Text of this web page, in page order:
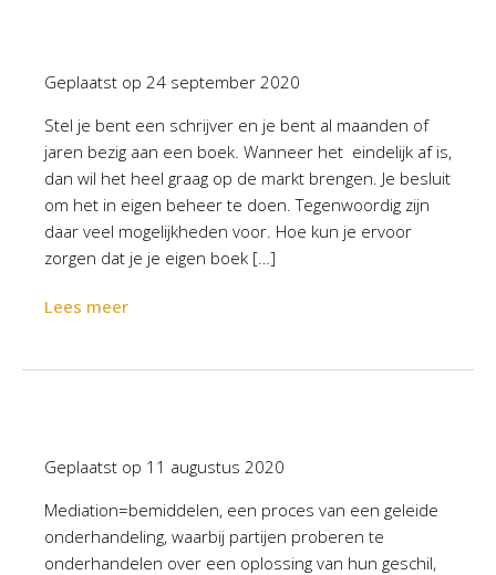
Geplaatst op 24 september 2020
Stel je bent een schrijver en je bent al maanden of
jaren bezig aan een boek. Wanneer het eindelijk af is,
dan wil het heel graag op de markt brengen. Je besluit
om het in eigen beheer te doen. Tegenwoordig zijn
daar veel mogelijkheden voor. Hoe kun je ervoor
zorgen dat je je eigen boek […]
Lees meer
Geplaatst op 11 augustus 2020
Mediation=bemiddelen, een proces van een geleide
onderhandeling, waarbij partijen proberen te
onderhandelen over een oplossing van hun geschil,